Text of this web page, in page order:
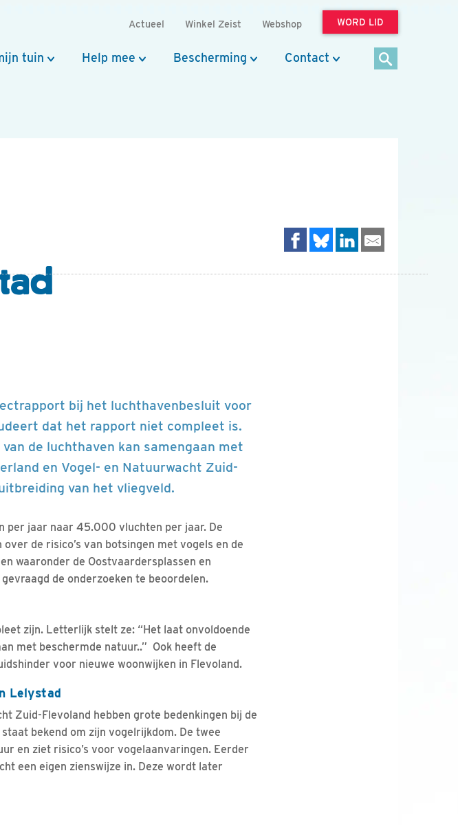
Actueel Winkel Zeist Webshop WORD LID
tuin Help mee Bescherming Contact
bij het luchthavenbesluit voor
dat het rapport niet compleet is.
de luchthaven kan samengaan met
en Vogel- en Natuurwacht Zuid-
van het vliegveld.
jaar naar 45.000 vluchten per jaar. De
de risico’s van botsingen met vogels en de
waaronder de Oostvaardersplassen en
de onderzoeken te beoordelen.
zijn. Letterlijk stelt ze: “Het laat onvoldoende
met beschermde natuur..” Ook heeft de
voor nieuwe woonwijken in Flevoland.
Lelystad
Zuid-Flevoland hebben grote bedenkingen bij de
bekend om zijn vogelrijkdom. De twee
en ziet risico’s voor vogelaanvaringen. Eerder
een eigen zienswijze in. Deze wordt later